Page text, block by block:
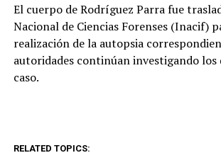
El cuerpo de Rodríguez Parra fue
Nacional de Ciencias Forenses (Inacif)
realización de la autopsia
autoridades continúan investigando los
caso.
RELATED TOPICS: